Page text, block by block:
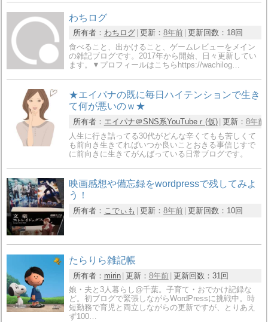
わちログ
所有者： わちログ 更新： 8年前 更新回数： 18回
食べること、出かけること、ゲームレビューをメイン
の雑記ブログです。2017年から開始、日々更新してい
ます。▼プロフィールはこちらhttps://wachilog…
★エイパナの既に毎日ハイテンションで生き
て何が悪いのｗ★
所有者： エイパナ＠SNS系YouTubeｒ(仮) 更新： 8年前
人生に行き詰ってる30代がどんな辛くてもも苦しくて
も前向き生きてればいつか良いことおきる事信じすで
に前向きに生きてがんばっている日常ブログです。
映画感想や備忘録をwordpressで残してみよ
う！
所有者： こでぃも 更新： 8年前 更新回数： 10回
たらりら雑記帳
所有者： mirin 更新： 8年前 更新回数： 31回
娘・夫と3人暮らし@千葉。子育て・おでかけ記録な
ど。初ブログで緊張しながらWordPressに挑戦中。時
短勤務で育児と両立しながらの更新ですが、とりあえ
ず100…